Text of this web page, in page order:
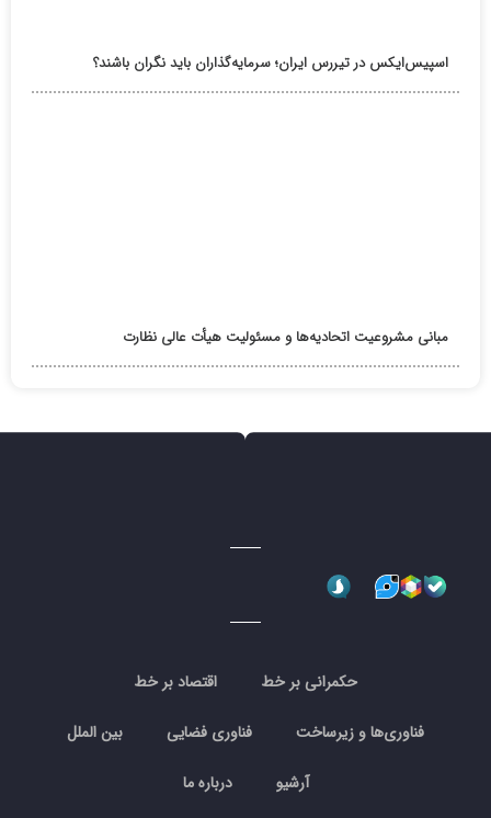
اسپیس‌ایکس در تیررس ایران؛ سرمایه‌گذاران باید نگران باشند؟
مبانی مشروعیت اتحادیه‌ها و مسئولیت هیأت عالی نظارت
حکمرانی بر خط اقتصاد بر خط
فناوری‌ها و زیرساخت فناوری فضایی بین الملل
آرشیو درباره ما